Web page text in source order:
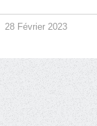
28 Février 2023